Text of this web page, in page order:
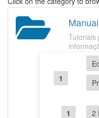
Tutoriais
2